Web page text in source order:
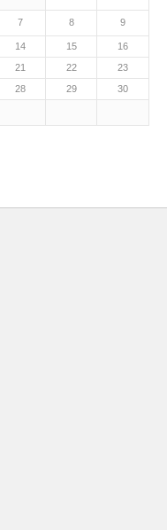
7 8 9
14 15
16
21 22
23
28 29 30